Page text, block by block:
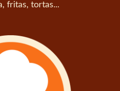
fritas, tortas...